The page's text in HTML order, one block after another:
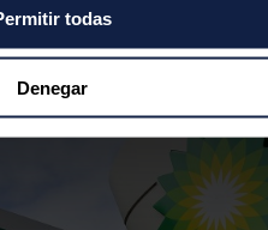
su ubicación geográfica
de varios metros
analizándolo activamente
(huellas digitales)
cómo se procesan sus
preferencias en lasección de
todas
Denegar